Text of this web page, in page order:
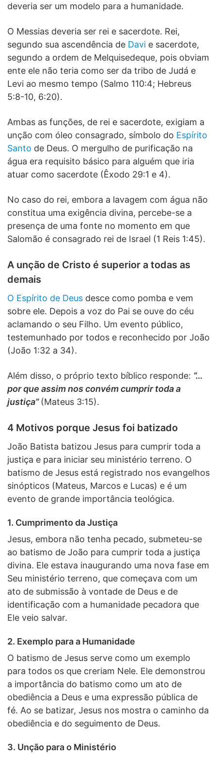
deveria ser um modelo para a humanidade.
O Messias deveria ser rei e sacerdote. Rei,
segundo sua ascendência de Davi e sacerdote,
segundo a ordem de Melquisedeque, pois obviam
ente ele não teria como ser da tribo de Judá e
Levi ao mesmo tempo (Salmo 110:4; Hebreus
5:8-10, 6:20).
Ambas as funções, de rei e sacerdote, exigiam a
unção com óleo consagrado, símbolo do Espírito
Santo de Deus. O mergulho de purificação na
água era requisito básico para alguém que iria
atuar como sacerdote (Êxodo 29:1 e 4).
No caso do rei, embora a lavagem com água não
constitua uma exigência divina, percebe-se a
presença de uma fonte no momento em que
Salomão é consagrado rei de Israel (1 Reis 1:45).
A unção de Cristo é superior a todas as
demais
O Espírito de Deus desce como pomba e vem
sobre ele. Depois a voz do Pai se ouve do céu
aclamando o seu Filho. Um evento público,
testemunhado por todos e reconhecido por João
(João 1:32 a 34).
Além disso, o próprio texto bíblico responde: “…
por que assim nos convém cumprir toda a
justiça” (Mateus 3:15).
4 Motivos porque Jesus foi batizado
João Batista batizou Jesus para cumprir toda a
justiça e para iniciar seu ministério terreno. O
batismo de Jesus está registrado nos evangelhos
sinópticos (Mateus, Marcos e Lucas) e é um
evento de grande importância teológica.
1. Cumprimento da Justiça
Jesus, embora não tenha pecado, submeteu-se
ao batismo de João para cumprir toda a justiça
divina. Ele estava inaugurando uma nova fase em
Seu ministério terreno, que começava com um
ato de submissão à vontade de Deus e de
identificação com a humanidade pecadora que
Ele veio salvar.
2. Exemplo para a Humanidade
O batismo de Jesus serve como um exemplo
para todos os que creriam Nele. Ele demonstrou
a importância do batismo como um ato de
obediência a Deus e uma expressão pública de
fé. Ao se batizar, Jesus nos mostra o caminho da
obediência e do seguimento de Deus.
3. Unção para o Ministério